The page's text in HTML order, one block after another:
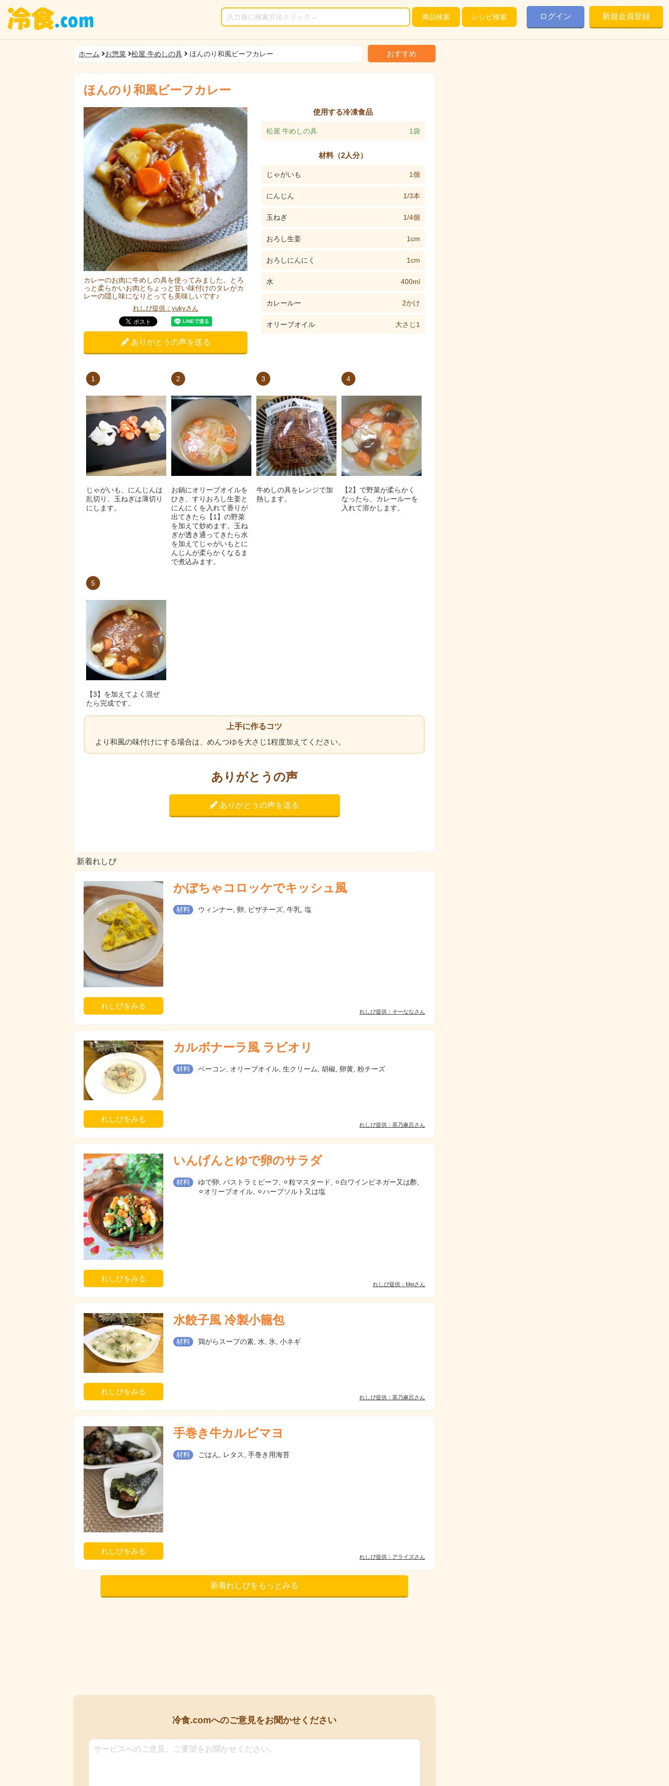
商品検索 レシピ検索 ログイン 新規会員登録
ホーム お惣菜 松屋 牛めしの具 ほんのり和風ビーフカレー おすすめ
ほんのり和風ビーフカレー
カレーのお肉に牛めしの具を使ってみました。とろ
っと柔らかいお肉とちょっと甘い味付けのタレがカ
レーの隠し味になりとっても美味しいです♪
れしぴ提供：yukyさん
ありがとうの声を送る
使用する冷凍食品
松屋 牛めしの具 1袋
材料（2人分）
じゃがいも 1個
にんじん 1/3本
玉ねぎ 1/4個
おろし生姜 1cm
おろしにんにく 1cm
水 400ml
カレールー 2かけ
オリーブオイル 大さじ1
1
じゃがいも、にんじんは
乱切り、玉ねぎは薄切り
にします。
2
お鍋にオリーブオイルを
ひき、すりおろし生姜と
にんにくを入れて香りが
出てきたら【1】の野菜
を加えて炒めます。玉ね
ぎが透き通ってきたら水
を加えてじゃがいもとに
んじんが柔らかくなるま
で煮込みます。
3
牛めしの具をレンジで加
熱します。
4
【2】で野菜が柔らかく
なったら、カレールーを
入れて溶かします。
5
【3】を加えてよく混ぜ
たら完成です。
上手に作るコツ
より和風の味付けにする場合は、めんつゆを大さじ1程度加えてください。
ありがとうの声
ありがとうの声を送る
新着れしぴ
れしぴをみる
かぼちゃコロッケでキッシュ風
材料 ウィンナー, 卵, ピザチーズ, 牛乳, 塩
れしぴ提供：そーななさん
れしぴをみる
カルボナーラ風 ラビオリ
材料 ベーコン, オリーブオイル, 生クリーム, 胡椒, 卵黄, 粉チーズ
れしぴ提供：茶乃麻呂さん
れしぴをみる
いんげんとゆで卵のサラダ
材料
ゆで卵, パストラミビーフ, ⚪︎粒マスタード, ⚪︎白ワインビネガー又は酢,
⚪︎オリーブオイル, ⚪︎ハーブソルト又は塩
れしぴ提供：Meiさん
れしぴをみる
水餃子風 冷製小籠包
材料 鶏がらスープの素, 水, 氷, 小ネギ
れしぴ提供：茶乃麻呂さん
れしぴをみる
手巻き牛カルビマヨ
材料 ごはん, レタス, 手巻き用海苔
れしぴ提供：アライズさん
新着れしぴをもっとみる
冷食.comへのご意見をお聞かせください